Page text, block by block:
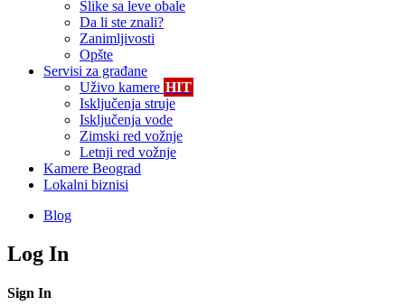
Slike sa leve obale
Da li ste znali?
Zanimljivosti
Opšte
Servisi za građane
Uživo kamere HIT
Isključenja struje
Isključenja vode
Zimski red vožnje
Letnji red vožnje
Kamere Beograd
Lokalni biznisi
Blog
Log In
Sign In